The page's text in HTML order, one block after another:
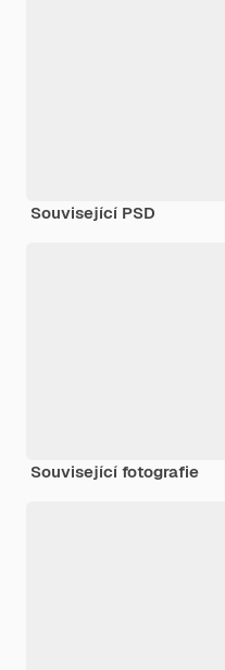
Související PSD
Související fotografie